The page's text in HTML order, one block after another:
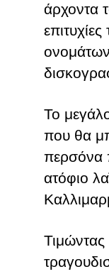
άρχοντα
Το
που θα
περσόνα
ατόφιο